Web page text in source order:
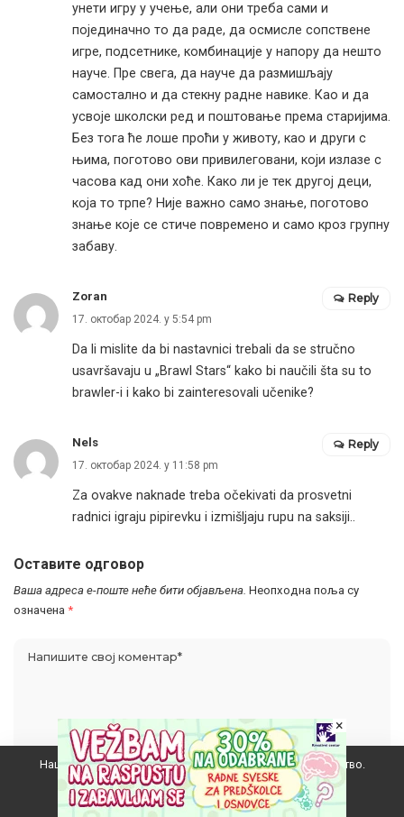
унети игру у учење, али они треба сами и
појединачно то да раде, да осмисле сопствене
игре, подсетнике, комбинације у напору да нешто
науче. Пре свега, да науче да размишљају
самостално и да стекну радне навике. Као и да
усвоје школски ред и поштовање према старијима.
Без тога ће лоше проћи у животу, као и други с
њима, поготово ови привилеговани, који излазе с
часова кад они хоће. Како ли је тек другој деци,
која то трпе? Није важно само знање, поготово
знање које се стиче повремено и само кроз групну
забаву.
Zoran
17. октобар 2024. у 5:54 pm
Da li mislite da bi nastavnici trebali da se stručno
usavršavaju u „Brawl Stars“ kako bi naučili šta su to
brawler-i i kako bi zainteresovali učenike?
Reply
Nels
17. октобар 2024. у 11:58 pm
Za ovakve naknade treba očekivati da prosvetni
radnici igraju pipirevku i izmišljaju rupu na saksiji..
Reply
Оставите одговор
Ваша адреса е-поште неће бити објављена. Неопходна поља су
означена *
Наш вебсајт користи колачиће да побољша ваше искуство.
Прихватам
×